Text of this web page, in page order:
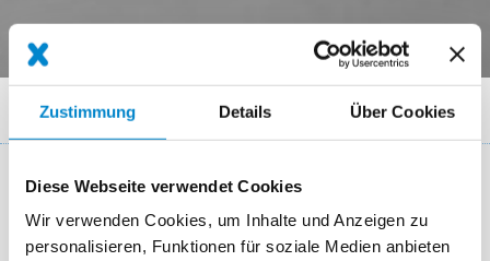
Zustimmung Details Über Cookies
Diese Webseite verwendet Cookies
Wir verwenden Cookies, um Inhalte und Anzeigen zu
personalisieren, Funktionen für soziale Medien anbieten
Breadcrumb
Produktsysteme Parkdeck Triflex ProDeck
Armierte Parkdeck Beschichtung mit
Triflex ProDeck